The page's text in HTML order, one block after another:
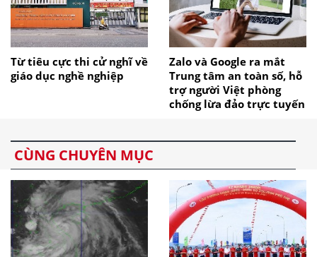
Từ tiêu cực thi cử nghĩ về
giáo dục nghề nghiệp
Zalo và Google ra mắt
Trung tâm an toàn số, hỗ
trợ người Việt phòng
chống lừa đảo trực tuyến
CÙNG CHUYÊN MỤC